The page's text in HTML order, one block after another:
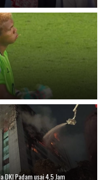
DKI Padam usai 4,5 Jam